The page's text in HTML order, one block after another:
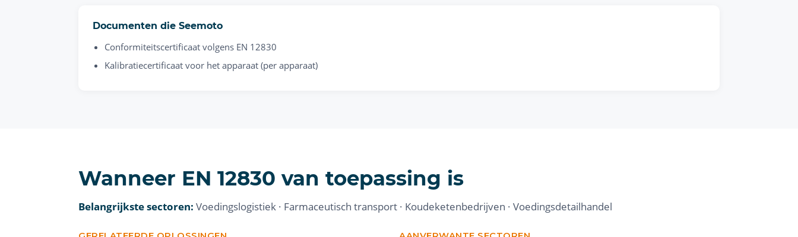
Documenten die Seemoto
Conformiteitscertificaat volgens EN 12830
Kalibratiecertificaat voor het apparaat (per apparaat)
Wanneer EN 12830 van toepassing is
Belangrijkste sectoren: Voedingslogistiek · Farmaceutisch transport · Koudeketenbedrijven · Voedingsdetailhandel